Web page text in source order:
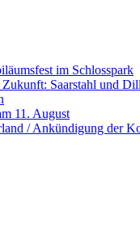
im Schlosspark
Saarstahl und
11. August
/ Ankündigung der